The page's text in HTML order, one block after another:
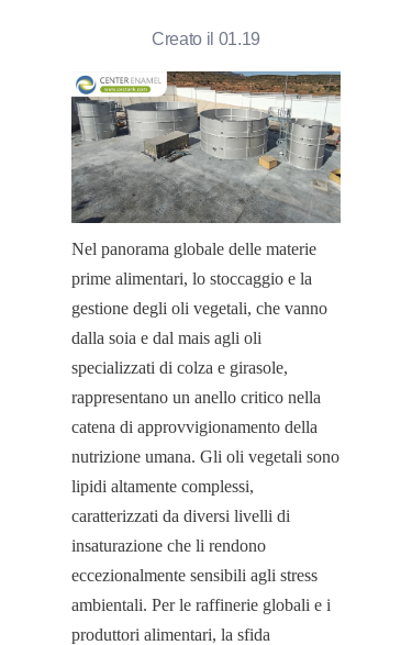
Creato il 01.19
Nel panorama globale delle materie
prime alimentari, lo stoccaggio e la
gestione degli oli vegetali, che vanno
dalla soia e dal mais agli oli
specializzati di colza e girasole,
rappresentano un anello critico nella
catena di approvvigionamento della
nutrizione umana. Gli oli vegetali sono
lipidi altamente complessi,
caratterizzati da diversi livelli di
insaturazione che li rendono
eccezionalmente sensibili agli stress
ambientali. Per le raffinerie globali e i
produttori alimentari, la sfida